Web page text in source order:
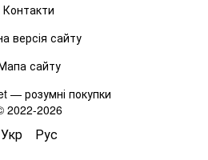
Контакти
версія сайту
сайту
— розумні покупки
2022-2026
Укр Рус